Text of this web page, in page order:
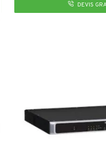
DEVIS